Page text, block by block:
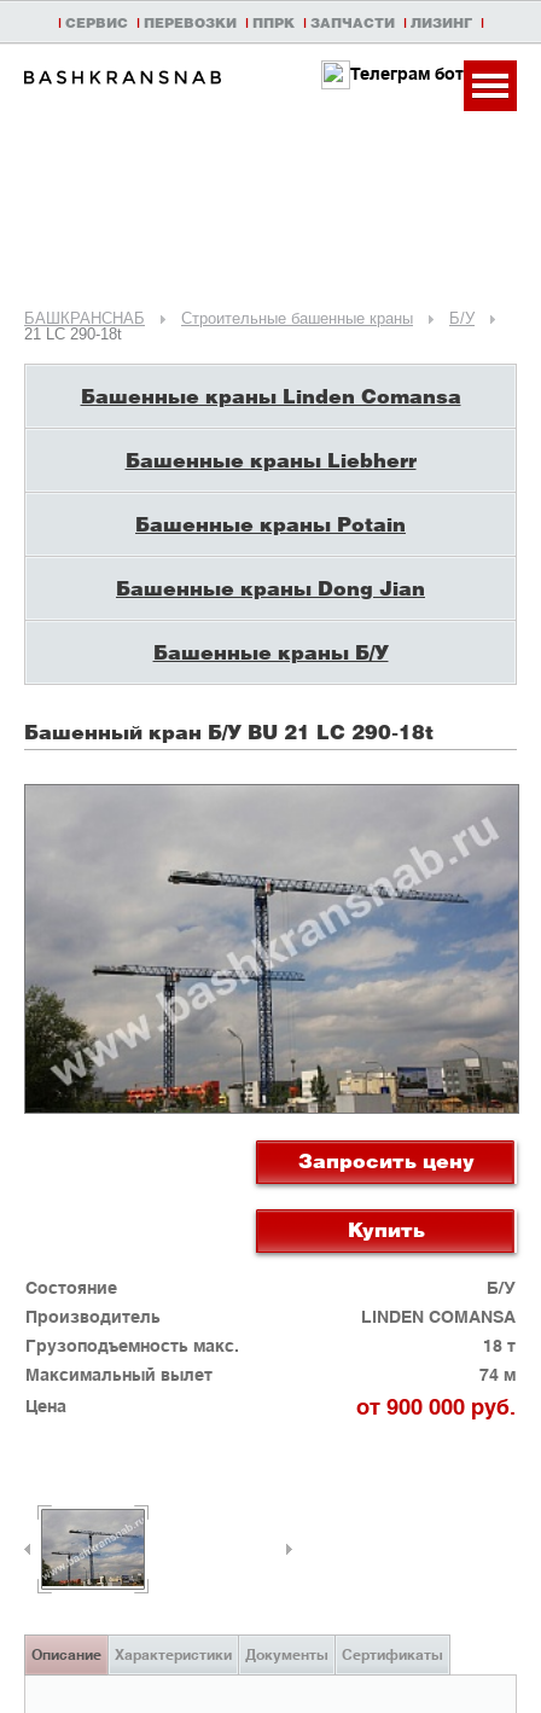
| СЕРВИС | ПЕРЕВОЗКИ | ППРК | ЗАПЧАСТИ | ЛИЗИНГ |
Телеграм бот
БАШКРАНСНАБ Строительные башенные краны
Б/У
21 LC 290-18t
Башенные краны Linden Comansa
Башенные краны Liebherr
Башенные краны Potain
Башенные краны Dong Jian
Башенные краны Б/У
Башенный кран Б/У BU 21 LC 290-18t
Запросить цену
Купить
Состояние
Б/У
Производитель
LINDEN COMANSA
Грузоподъемность макс.
18 т
Максимальный вылет
74 м
Цена
от 900 000 руб.
Описание Характеристики Документы Сертификаты